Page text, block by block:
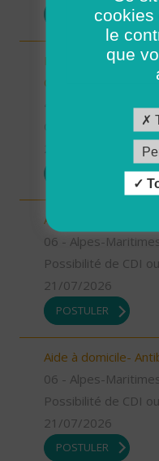
POSTULER
Responsable de
CDD 2 mois Temps
41 - Loir-et-Cher
Aide à domicile -
06 - Alpes-
Possibilité de CDI
21/07/2026
POSTULER
Aide à domicile-
06 - Alpes-
Possibilité de CDI
21/07/2026
POSTULER
cookies
le
que